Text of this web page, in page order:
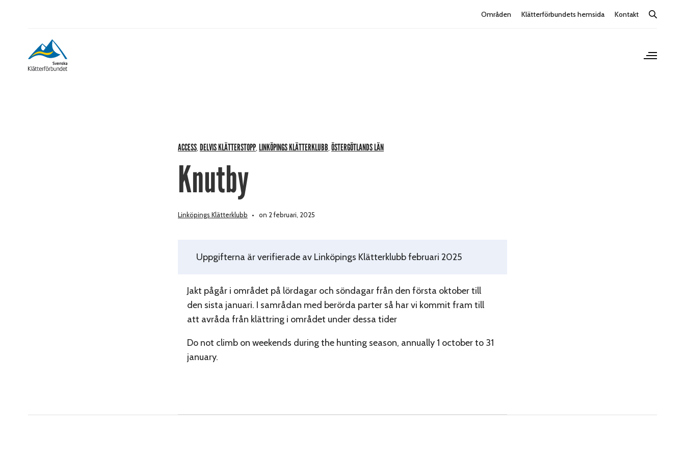
Områden Klätterförbundets hemsida Kontakt
ACCESS DELVIS KLÄTTERSTOPP LINKÖPINGS KLÄTTERKLUBB ÖSTERGÖTLANDS LÄN
Knutby
Linköpings Klätterklubb on 2 februari, 2025
Uppgifterna är verifierade av Linköpings Klätterklubb februari 2025
Jakt pågår i området på lördagar och söndagar från den första oktober till
den sista januari. I samrådan med berörda parter så har vi kommit fram till
att avråda från klättring i området under dessa tider
Do not climb on weekends during the hunting season, annually 1 october to 31
january.